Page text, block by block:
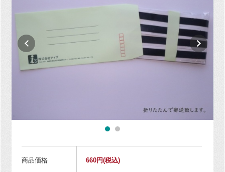
商品価格 660円(税込)